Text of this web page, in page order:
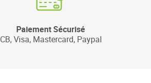
Paiement Sécurisé
CB, Visa, Mastercard, Paypal